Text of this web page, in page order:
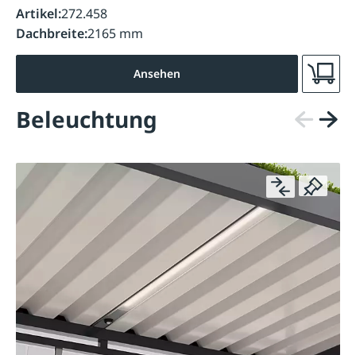
Artikel:272.458
Dachbreite:2165 mm
Ansehen
Beleuchtung